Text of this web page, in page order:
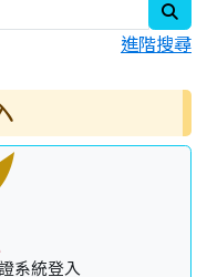
進階搜尋
系統登入